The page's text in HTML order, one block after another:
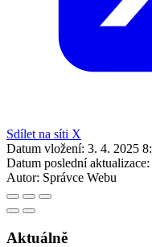
Sdílet na síti X
Datum vložení: 3. 4. 2025
Datum poslední aktualizace:
Autor: Správce Webu
Aktuálně